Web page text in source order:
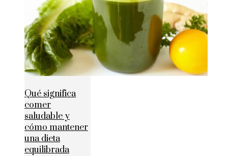
Qué significa
comer
saludable y
cómo mantener
una dieta
equilibrada